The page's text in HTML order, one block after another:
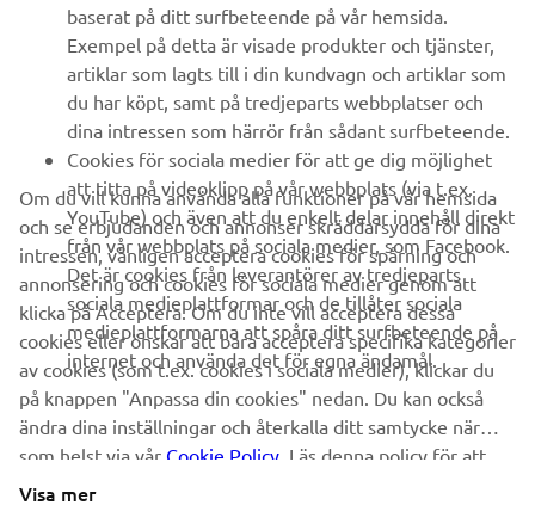
FAQ & SUPPORT
NYHETSBREV
Bli först att ta del av de senaste erbjudandena, evenemangen,
nyheterna och mycket mer
PRENUMERERA
Läs vår integritetspolicy för att ta reda på hur vi behandlar dina
personuppgifter:
Integritetspolicy
Sweden (Swedish)
baserat på ditt surfbeteende på vår hemsida.
Exempel på detta är visade produkter och tjänster,
artiklar som lagts till i din kundvagn och artiklar som
du har köpt, samt på tredjeparts webbplatser och
dina intressen som härrör från sådant surfbeteende.
Cookies för sociala medier för att ge dig möjlighet
att titta på videoklipp på vår webbplats (via t.ex.
YouTube) och även att du enkelt delar innehåll direkt
från vår webbplats på sociala medier, som Facebook.
Det är cookies från leverantörer av tredjeparts
sociala medieplattformar och de tillåter sociala
medieplattformarna att spåra ditt surfbeteende på
internet och använda det för egna ändamål.
Om du vill kunna använda alla funktioner på vår hemsida
och se erbjudanden och annonser skräddarsydda för dina
intressen, vänligen acceptera cookies för spårning och
annonsering och cookies för sociala medier genom att
klicka på Acceptera. Om du inte vill acceptera dessa
cookies eller önskar att bara acceptera specifika kategorier
av cookies (som t.ex. cookies i sociala medier), klickar du
på knappen "Anpassa din cookies" nedan. Du kan också
ändra dina inställningar och återkalla ditt samtycke när
som helst via vår Cookie Policy . Läs denna policy för att
lära dig mer om de cookies vi använder och hur
Visa mer